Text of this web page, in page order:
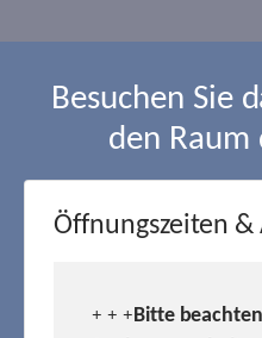
Besuchen Sie
den Raum
Öffnungszeiten
+ + +Bitte